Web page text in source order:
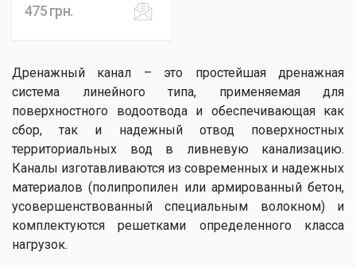
475грн.
Дренажный канал – это простейшая дренажная
система линейного типа, применяемая для
поверхностного водоотвода и обеспечивающая как
сбор, так и надежный отвод поверхностных
территориальных вод в ливневую канализацию.
Каналы изготавливаются из современных и надежных
материалов (полипропилен или армированный бетон,
усовершенствованный специальным волокном) и
комплектуются решетками определенного класса
нагрузок.